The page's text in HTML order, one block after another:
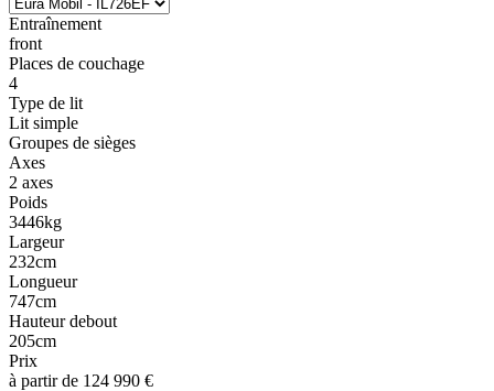
Entraînement
front
Places de couchage
4
Type de lit
Lit simple
Groupes de sièges
Axes
2 axes
Poids
3446kg
Largeur
232cm
Longueur
747cm
Hauteur debout
205cm
Prix
à partir de 124 990 €